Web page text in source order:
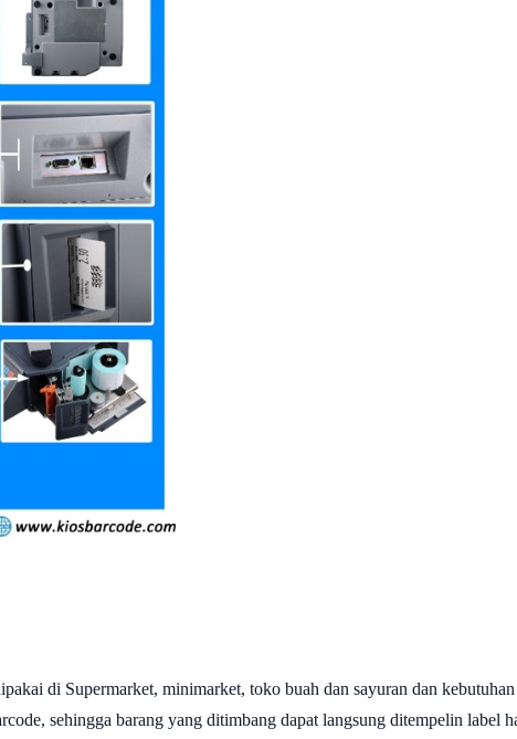
di Supermarket, minimarket, toko buah dan sayuran dan
sehingga barang yang ditimbang dapat langsung ditempelin